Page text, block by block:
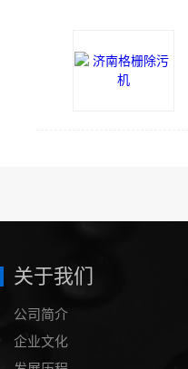
关于我们
公司简介
企业文化